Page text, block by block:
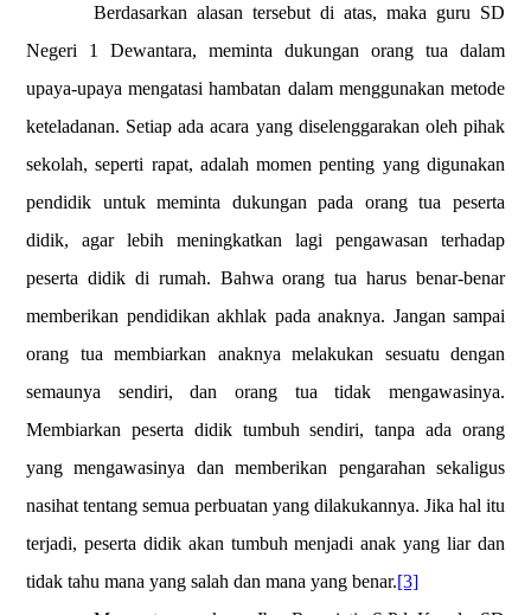
Berdasarkan alasan tersebut di atas, maka guru SD
Negeri 1 Dewantara, meminta dukungan orang tua dalam
upaya-upaya mengatasi hambatan dalam menggunakan metode
keteladanan. Setiap ada acara yang diselenggarakan oleh pihak
sekolah, seperti rapat, adalah momen penting yang digunakan
pendidik untuk meminta dukungan pada orang tua peserta
didik, agar lebih meningkatkan lagi pengawasan terhadap
peserta didik di rumah. Bahwa orang tua harus benar-benar
memberikan pendidikan akhlak pada anaknya. Jangan sampai
orang tua membiarkan anaknya melakukan sesuatu dengan
semaunya sendiri, dan orang tua tidak mengawasinya.
Membiarkan peserta didik tumbuh sendiri, tanpa ada orang
yang mengawasinya dan memberikan pengarahan sekaligus
nasihat tentang semua perbuatan yang dilakukannya. Jika hal itu
terjadi, peserta didik akan tumbuh menjadi anak yang liar dan
tidak tahu mana yang salah dan mana yang benar.[3]